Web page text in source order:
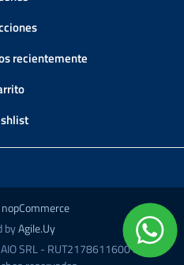
recientemente
nopCommerce
byAgile.Uy
SRL - RUT217861160018 -